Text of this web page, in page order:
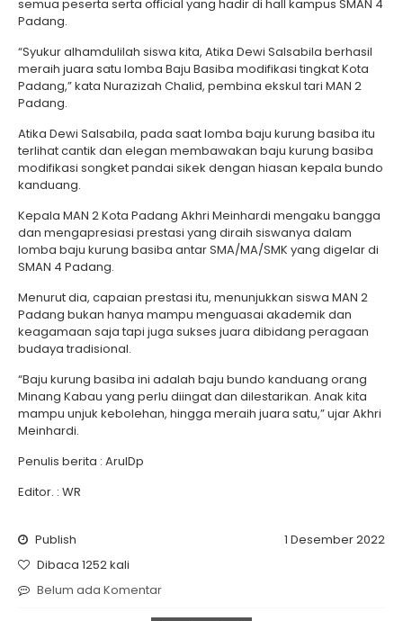
semua peserta serta official yang hadir di hall kampus SMAN 4
Padang.
“Syukur alhamdulilah siswa kita, Atika Dewi Salsabila berhasil
meraih juara satu lomba Baju Basiba modifikasi tingkat Kota
Padang,” kata Nurazizah Chalid, pembina ekskul tari MAN 2
Padang.
Atika Dewi Salsabila, pada saat lomba baju kurung basiba itu
terlihat cantik dan elegan membawakan baju kurung basiba
modifikasi songket pandai sikek dengan hiasan kepala bundo
kanduang.
Kepala MAN 2 Kota Padang Akhri Meinhardi mengaku bangga
dan mengapresiasi prestasi yang diraih siswanya dalam
lomba baju kurung basiba antar SMA/MA/SMK yang digelar di
SMAN 4 Padang.
Menurut dia, capaian prestasi itu, menunjukkan siswa MAN 2
Padang bukan hanya mampu menguasai akademik dan
keagamaan saja tapi juga sukses juara dibidang peragaan
budaya tradisional.
“Baju kurung basiba ini adalah baju bundo kanduang orang
Minang Kabau yang perlu diingat dan dilestarikan. Anak kita
mampu unjuk kebolehan, hingga meraih juara satu,” ujar Akhri
Meinhardi.
Penulis berita : ArulDp
Editor. : WR
Publish
1 Desember 2022
Dibaca 1252 kali
Belum ada Komentar